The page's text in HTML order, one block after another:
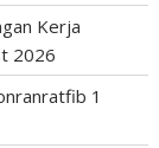
Kerja
2026
1